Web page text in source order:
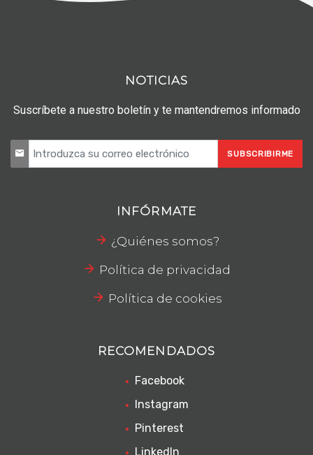
NOTICIAS
Suscríbete a nuestro boletín y te mantendremos informado
SUBSCRIBIRME
INFÓRMATE
¿Quiénes somos?
Política de privacidad
Política de cookies
RECOMENDADOS
Facebook
Instagram
Pinterest
LinkedIn